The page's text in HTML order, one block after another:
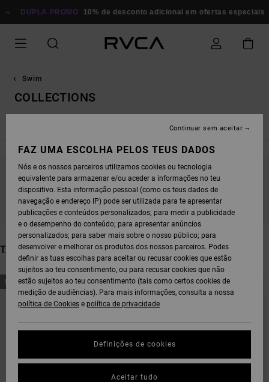
PARA
GRELHA
10% de desconto adicional em ofertas especiais Poupa Agora
Swim
COLLECTIONS
Partes de Baixo de Biquíni
FICA ATENTO/A, OS PRODUTOS VOLTAM EM
BREVE
TAMBÉM PODERÁS GOSTAR
AVANÇAR
PARA
PROCURAR
CRITÉRIOS
AVANÇAR
PARA
ORDENAR
NOVO PRODUTO NOVO PRODUTO
FAZ UMA ESCOLHA PELOS TEUS DADOS
Nós e os nossos parceiros utilizamos cookies ou tecnologia
equivalente para armazenar e/ou aceder a informações no teu
dispositivo. Esta informação pessoal (como os teus dados de
navegação e endereço IP) pode ser utilizada para te apresentar
publicações e conteúdos personalizados; para medir a publicidade
e o desempenho do conteúdo; para apresentar anúncios
personalizados; para saber mais sobre o nosso público; para
desenvolver e melhorar os produtos dos nossos parceiros. Podes
definir as tuas escolhas para aceitar ou recusar cookies que estão
sujeitos ao teu consentimento, ou para recusar cookies que não
estão sujeitos ao teu consentimento (tais como certos cookies de
medição de audiências). Para mais informações, consulta a nossa
política de Cookies e política de privacidade
Definições de cookies
Continuar sem aceitar
Aceitar tudo